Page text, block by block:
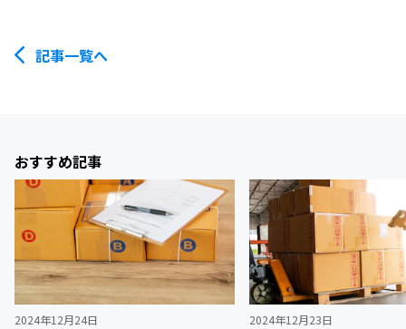
記事一覧へ
おすすめ記事
2024年12月24日 2024年12月23日